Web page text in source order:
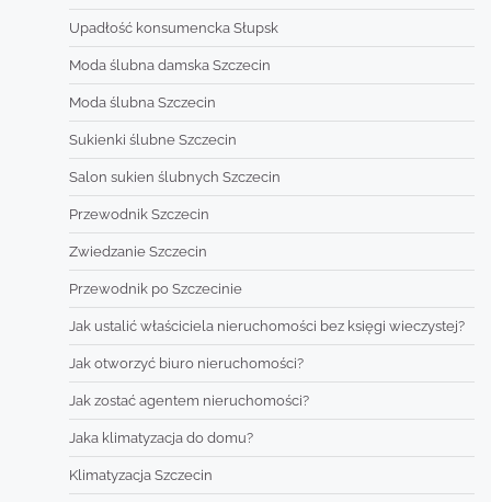
Upadłość konsumencka Słupsk
Moda ślubna damska Szczecin
Moda ślubna Szczecin
Sukienki ślubne Szczecin
Salon sukien ślubnych Szczecin
Przewodnik Szczecin
Zwiedzanie Szczecin
Przewodnik po Szczecinie
Jak ustalić właściciela nieruchomości bez księgi wieczystej?
Jak otworzyć biuro nieruchomości?
Jak zostać agentem nieruchomości?
Jaka klimatyzacja do domu?
Klimatyzacja Szczecin